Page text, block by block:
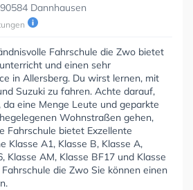
Dannhausen
Fahrschule die Zwo bietet
und einen sehr
in Allersberg. Du wirst lernen, mit
Suzuki zu fahren. Achte darauf,
eine Menge Leute und geparkte
Wohnstraßen gehen,
Fahrschule bietet Exzellente
Klasse A1, Klasse B, Klasse A,
Klasse AM, Klasse BF17 und Klasse
die Zwo Sie können einen